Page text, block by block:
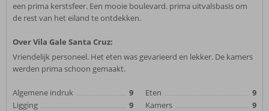
een prima kerstsfeer. Een mooie boulevard. prima uitvalsbasis om
de rest van het eiland te ontdekken.
Over Vila Gale Santa Cruz:
Vriendelijk personeel. Het eten was gevarieerd en lekker. De kamers
werden prima schoon gemaakt.
Algemene indruk
9
Ligging
9
Eten
9
Kamers
9